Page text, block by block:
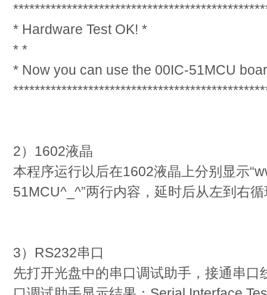
* Hardware Test OK! *
* *
* Now you can use the 00IC-51MCU
2）1602液晶
本程序运行以后在1602液晶上分别显示
51MCU^_^”两行内容，延时后从左到右
3）RS232串口
先打开光盘中的串口调试助手，接通串口